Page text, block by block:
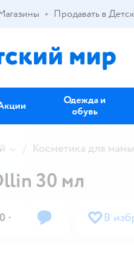
Продавать в
Одежда и
обувь
Косметика для мамы
30 мл
· В